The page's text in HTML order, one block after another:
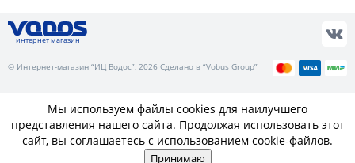
интернет магазин
© Интернет-магазин “ИЦ Водос”, 2026 Сделано в “Vobus Group”
Мы используем файлы cookies для наилучшего
представления нашего сайта. Продолжая использовать этот
сайт, вы соглашаетесь с использованием cookie-файлов.
Принимаю